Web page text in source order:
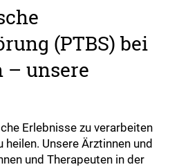
(PTBS) bei
– unsere
Erlebnisse zu verarbeiten
heilen. Unsere Ärztinnen und
und Therapeuten in der